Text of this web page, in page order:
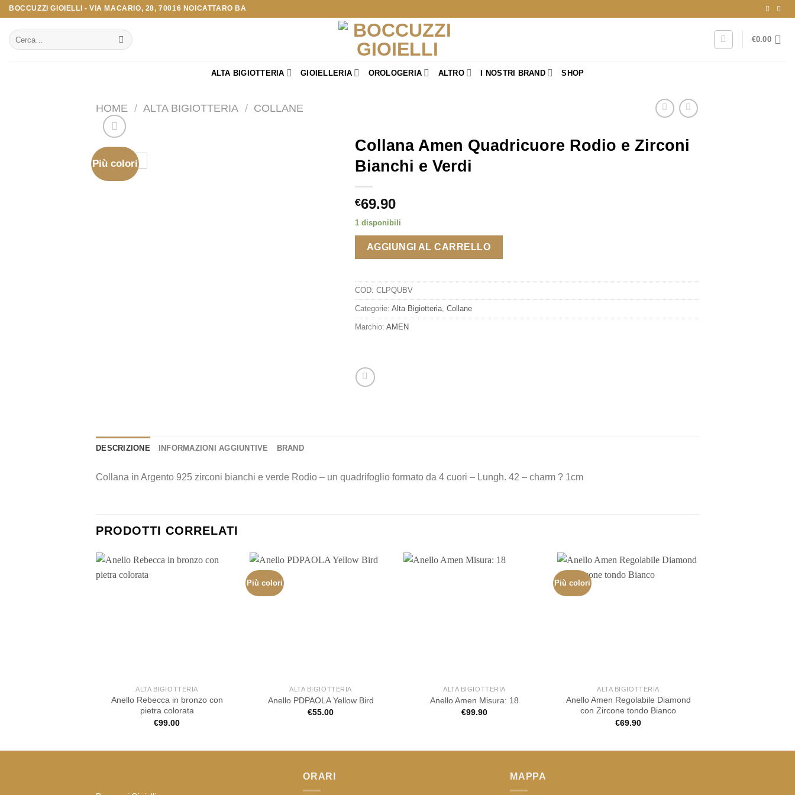
Salta
contenuti
BOCCUZZI GIOIELLI - VIA MACARIO, 28, 70016 NOICATTARO BA
Cerca:
€0.00
ALTA BIGIOTTERIA GIOIELLERIA OROLOGERIA ALTRO I NOSTRI BRAND SHOP
HOME / ALTA BIGIOTTERIA / COLLANE
Più colori
Collana Amen Quadricuore Rodio e Zirconi
Bianchi e Verdi
€69.90
1 disponibili
AGGIUNGI AL CARRELLO
COD: CLPQUBV
Categorie: Alta Bigiotteria, Collane
Marchio: AMEN
DESCRIZIONE INFORMAZIONI AGGIUNTIVE BRAND
Collana in Argento 925 zirconi bianchi e verde Rodio – un quadrifoglio formato da 4 cuori – Lungh. 42 – charm ? 1cm
PRODOTTI CORRELATI
ALTA BIGIOTTERIA
Anello Rebecca in bronzo con
pietra colorata
€99.00
Più colori
ALTA BIGIOTTERIA
Anello PDPAOLA Yellow Bird
€55.00
ALTA BIGIOTTERIA
Anello Amen Misura: 18
€99.90
Più colori
ALTA BIGIOTTERIA
Anello Amen Regolabile Diamond
con Zircone tondo Bianco
€69.90
ORARI MAPPA